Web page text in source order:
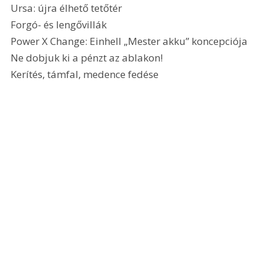
Ursa: újra élhető tetőtér
Forgó- és lengővillák
Power X Change: Einhell „Mester akku” koncepciója
Ne dobjuk ki a pénzt az ablakon!
Kerítés, támfal, medence fedése